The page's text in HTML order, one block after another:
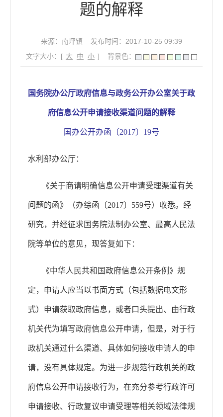
题的解释
来源：南坪镇
发布时间：2017-10-25 09:39
文字大小：[ 大 中 小 ] 背景色：
国务院办公厅政府信息与政务公开办公室关于政
府信息公开申请接收渠道问题的解释
国办公开办函〔2017〕19号
水利部办公厅：
《关于商请明确信息公开申请受理渠道有关
问题的函》（办综函〔2017〕559号）收悉。经
研究，并经征求国务院法制办公室、最高人民法
院等单位的意见，现答复如下：
《中华人民共和国政府信息公开条例》规
定，申请人应当以书面方式（包括数据电文形
式）申请获取政府信息，或者口头提出、由行政
机关代为填写政府信息公开申请，但是，对于行
政机关通过什么渠道、具体如何接收申请人的申
请，没有具体规定。为进一步规范行政机关的政
府信息公开申请接收行为，在充分参考行政许可
申请接收、行政复议申请受理等相关领域法律规